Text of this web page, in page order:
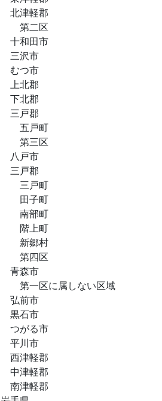
北津軽郡
第二区
十和田市
三沢市
むつ市
上北郡
下北郡
三戸郡
五戸町
第三区
八戸市
三戸郡
三戸町
田子町
南部町
階上町
新郷村
第四区
青森市
第一区に属しない区域
弘前市
黒石市
つがる市
平川市
西津軽郡
中津軽郡
南津軽郡